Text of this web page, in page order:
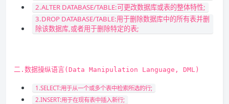
2.ALTER DATABASE/TABLE:可更改数据库或表的整体特性;
3.DROP DATABASE/TABLE:用于删除数据库中的所有表并删
除该数据库,或者用于删除特定的表;
二.数据操纵语言(Data Manipulation Language, DML)
1.SELECT:用于从一个或多个表中检索所选的行;
2.INSERT:用于在现有表中插入新行;